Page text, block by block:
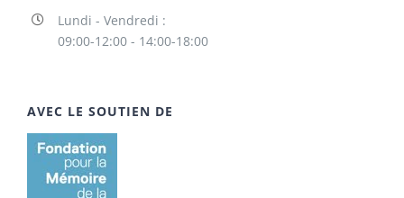
Lundi - Vendredi :
09:00-12:00 - 14:00-18:00
AVEC LE SOUTIEN DE